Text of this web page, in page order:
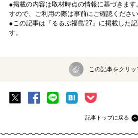
●掲載の内容は取材時点の情報に基づきま
すので、ご利用の際は事前にご確認ください
●この記事は『るるぶ福島'27』に掲載した
す。
この記事をクリッ
記事トップに戻る